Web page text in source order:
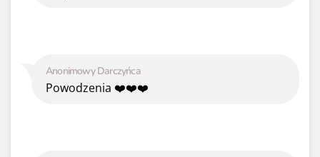
Anonimowy Darczyńca
Powodzenia ❤️❤️❤️